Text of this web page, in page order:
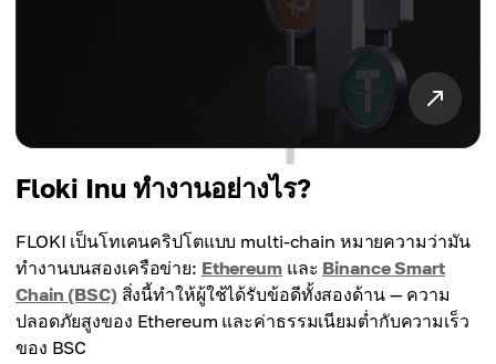
Floki Inu ทำงานอย่างไร?
FLOKI เป็นโทเคนคริปโตแบบ multi-chain หมายความว่ามัน
ทำงานบนสองเครือข่าย: Ethereumและ Binance Smart
Chain (BSC) สิ่งนี้ทำให้ผู้ใช้ได้รับข้อดีทั้งสองด้าน — ความ
ปลอดภัยสูงของ Ethereum และค่าธรรมเนียมต่ำกับความเร็ว
ของ BSC